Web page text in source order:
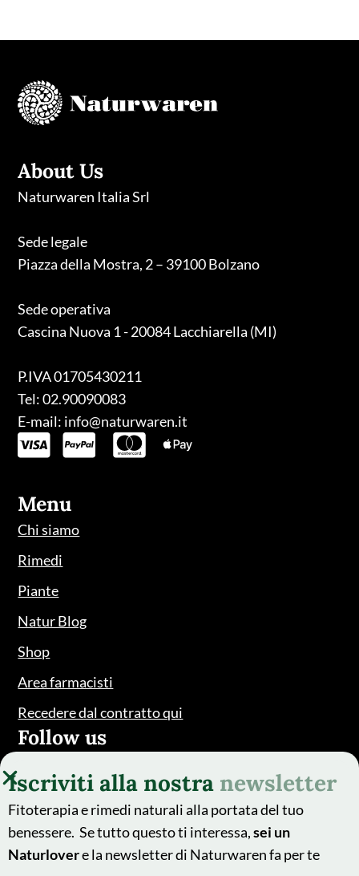
About Us
Naturwaren Italia Srl
Sede legale
Piazza della Mostra, 2 – 39100 Bolzano
Sede operativa
Cascina Nuova 1 - 20084 Lacchiarella (MI)
P.IVA 01705430211
Tel: 02.90090083
E-mail: info@naturwaren.it
Menu
Chi siamo
Rimedi
Piante
Natur Blog
Shop
Area farmacisti
Recedere dal contratto qui
Follow us
Iscriviti alla nostra newsletter
Fitoterapia e rimedi naturali alla portata del tuo
benessere. Se tutto questo ti interessa,sei un
Naturlovere la newsletter di Naturwaren fa per te